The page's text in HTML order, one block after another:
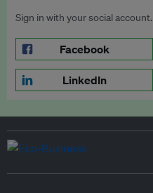
Sign in with your social account.
Facebook
LinkedIn